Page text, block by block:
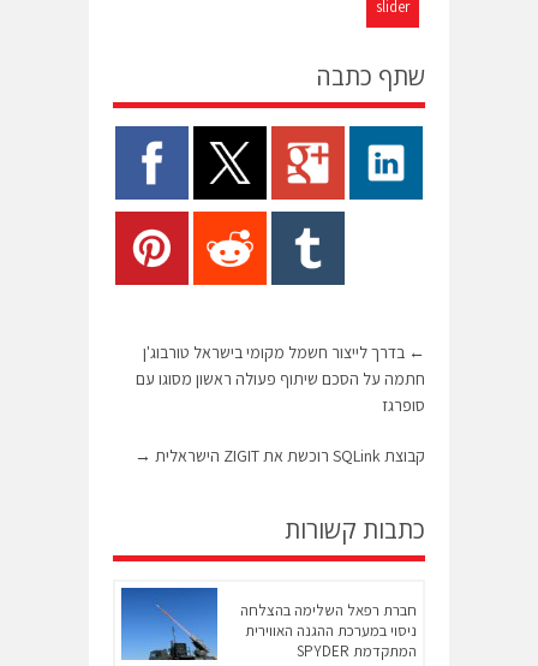
slider
שתף כתבה
← בדרך לייצור חשמל מקומי בישראל טורבוג'ן
חתמה על הסכם שיתוף פעולה ראשון מסוגו עם
סופרגז
קבוצת SQLink רוכשת את ZIGIT הישראלית →
כתבות קשורות
חברת רפאל השלימה בהצלחה
ניסוי במערכת ההגנה האווירית
המתקדמת SPYDER